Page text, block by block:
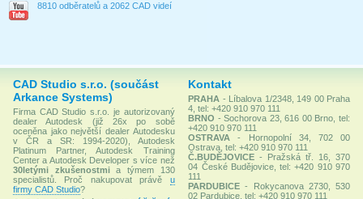
8810 odběratelů a 2062 CAD videí
CAD Studio s.r.o. (součást
Arkance Systems)
Firma CAD Studio s.r.o. je autorizovaný
dealer Autodesk (již 26x po sobě
oceněna jako největší dealer Autodesku
v ČR a SR: 1994-2020), Autodesk
Platinum Partner, Autodesk Training
Center a Autodesk Developer s více než
30letými zkušenostmia týmem 130
specialistů. Proč nakupovat právě u
firmy CAD Studio?
Kontakt
PRAHA - Líbalova 1/2348, 149 00 Praha
4, tel: +420 910 970 111
BRNO - Sochorova 23, 616 00 Brno, tel:
+420 910 970 111
OSTRAVA
- Hornopolní 34, 702 00
Ostrava, tel: +420 910 970 111
Č.BUDĚJOVICE - Pražská tř. 16, 370
04 České Budějovice, tel: +420 910 970
111
PARDUBICE - Rokycanova 2730, 530
02 Pardubice, tel: +420 910 970 111